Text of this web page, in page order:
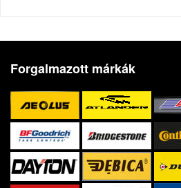
Forgalmazott márkák